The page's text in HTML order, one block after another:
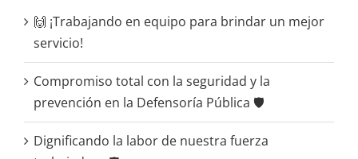
🙌 ¡Trabajando en equipo para brindar un mejor
servicio!
Compromiso total con la seguridad y la
prevención en la Defensoría Pública 🛡️
Dignificando la labor de nuestra fuerza